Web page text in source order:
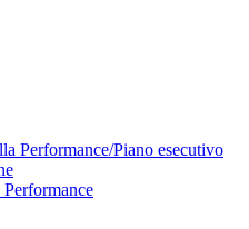
Performance/Piano esecutivo